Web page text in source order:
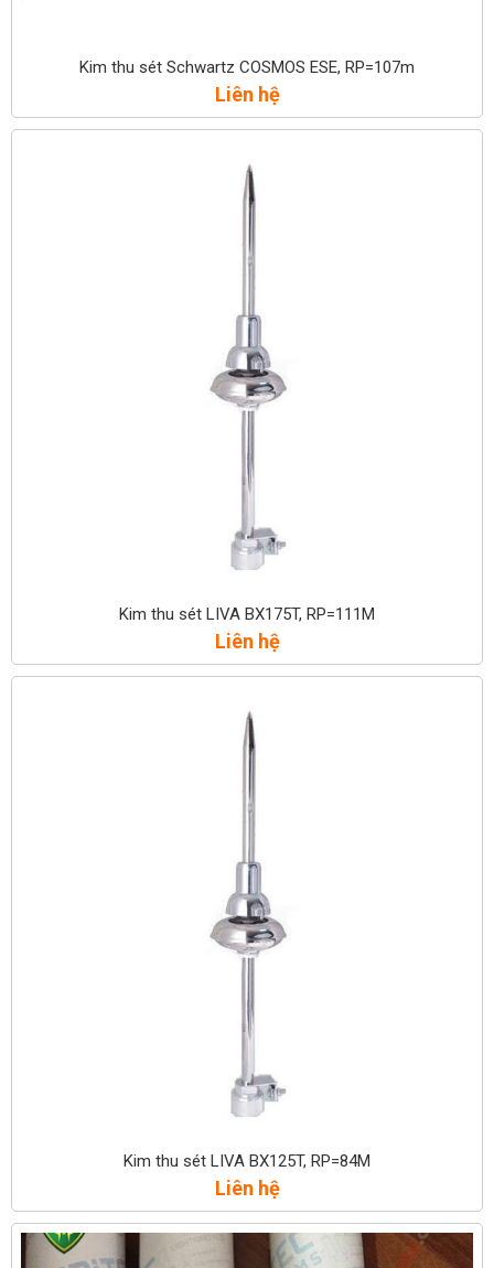
Kim thu sét Schwartz COSMOS ESE, RP=107m
Liên hệ
Kim thu sét LIVA BX175T, RP=111M
Liên hệ
Kim thu sét LIVA BX125T, RP=84M
Liên hệ